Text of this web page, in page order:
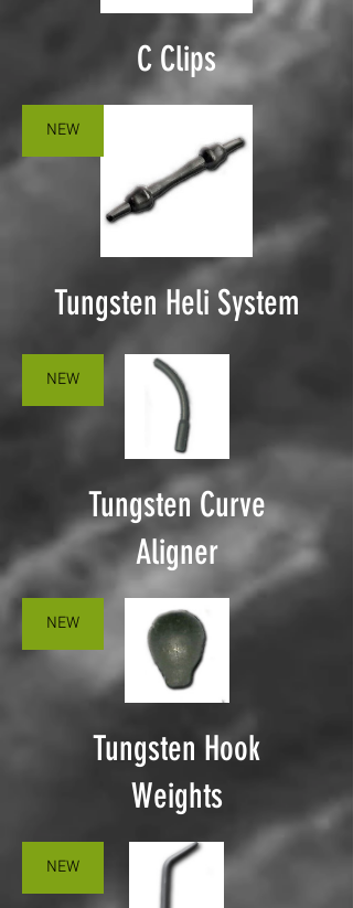
C Clips
NEW
Tungsten Heli System
NEW
Tungsten Curve
Aligner
NEW
Tungsten Hook
Weights
NEW